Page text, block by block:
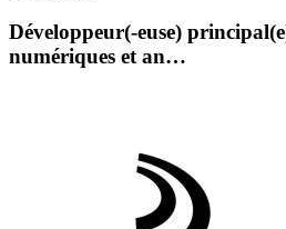
Développeur(-euse)
numériques et an…